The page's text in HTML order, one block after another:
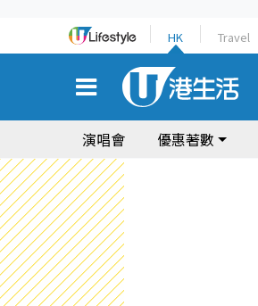
HK Travel
演唱會 優惠著數